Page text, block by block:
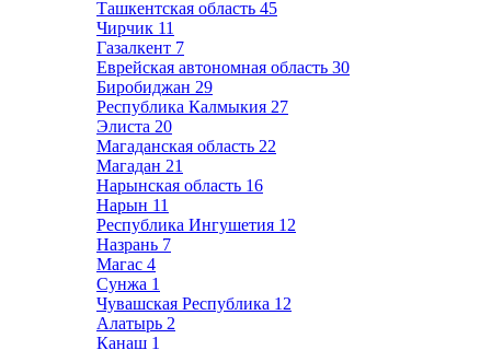
Ташкентская область 45
Чирчик 11
Газалкент 7
Еврейская автономная область 30
Биробиджан 29
Республика Калмыкия 27
Элиста 20
Магаданская область 22
Магадан 21
Нарынская область 16
Нарын 11
Республика Ингушетия 12
Назрань 7
Магас 4
Сунжа 1
Чувашская Республика 12
Алатырь 2
Канаш 1